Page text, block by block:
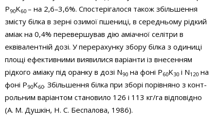
P90K60 – на 2,6–3,6%. Спостерігалося також збільшення
змісту білка в зерні озимої пшениці, в середньому рідкий
аміак на 0,4% перевершував дію аміачної селітри в
еквівалентній дозі. У перерахунку збору білка з одиниці
площі ефективними виявилися варіанти із внесенням
рідкого аміаку під оранку в дозі N90 на фоні P60K30 і N120 на
фоні P90K60. Збільшення білка при зборі порівняно з конт­
роль­ним варіантом становило 126 і 113 кг/га відповідно
(А. М. Душкін, Н. С. Беспалова, 1986).